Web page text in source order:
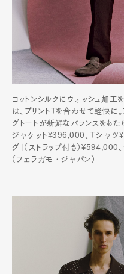
コットンシルクにウォッシュ加工
は、プリントTを合わせて軽快に
グトートが新鮮なバランスをもた
ジャケット¥396,000、Tシャツ
グ」（ストラップ付き）
（フェラガモ・ジャパン）